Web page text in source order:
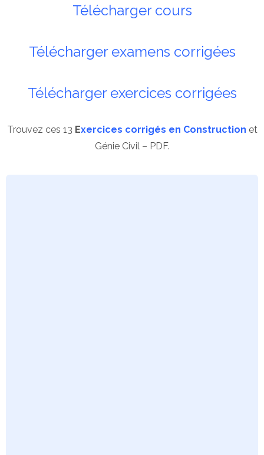
Télécharger cours
Télécharger examens corrigées
Télécharger exercices corrigées
Trouvez ces 13 Exercices corrigés en Construction et
Génie Civil – PDF.